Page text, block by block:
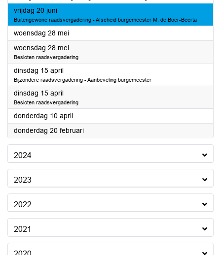
vrijdag 20 juni2025
Buitengewone raadsvergadering - Afscheid burgemeester M. de Boer-Beerta
woensdag 28 mei2025
woensdag 28 mei2025
Besloten raadsvergadering
dinsdag 15 april2025
Bijzondere raadsvergadering - Aanbeveling burgemeester
dinsdag 15 april2025
Besloten raadsvergadering
donderdag 10 april2025
donderdag 20 februari2025
2024
2023
2022
2021